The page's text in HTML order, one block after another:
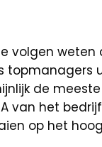
volgen weten
topmanagers
de
van het
op het